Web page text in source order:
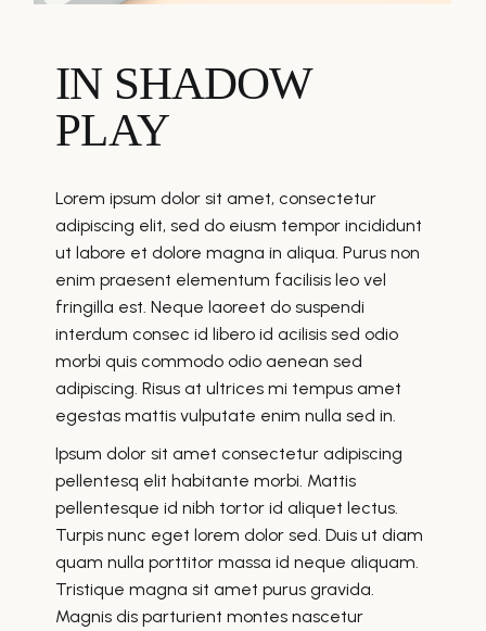
IN SHADOW
PLAY
Lorem ipsum dolor sit amet, consectetur
adipiscing elit, sed do eiusm tempor incididunt
ut labore et dolore magna in aliqua. Purus non
enim praesent elementum facilisis leo vel
fringilla est. Neque laoreet do suspendi
interdum consec id libero id acilisis sed odio
morbi quis commodo odio aenean sed
adipiscing. Risus at ultrices mi tempus amet
egestas mattis vulputate enim nulla sed in.
Ipsum dolor sit amet consectetur adipiscing
pellentesq elit habitante morbi. Mattis
pellentesque id nibh tortor id aliquet lectus.
Turpis nunc eget lorem dolor sed. Duis ut diam
quam nulla porttitor massa id neque aliquam.
Tristique magna sit amet purus gravida.
Magnis dis parturient montes nascetur